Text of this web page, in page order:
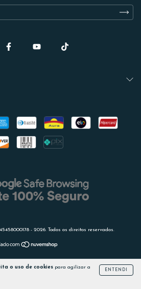
o uso de cookies para agilizar a
ENTENDI
- 2026. Todos os direitos reservados.